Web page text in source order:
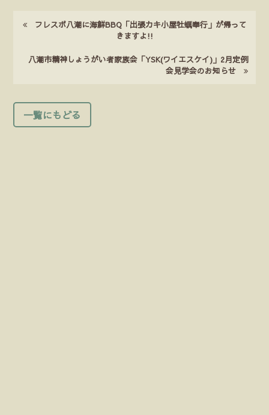
フレスポ八潮に海鮮BBQ「出張カキ小屋牡蠣奉行」が帰って
きますよ!!
八潮市精神しょうがい者家族会「YSK(ワイエスケイ)」2月定例
会見学会のお知らせ
一覧にもどる